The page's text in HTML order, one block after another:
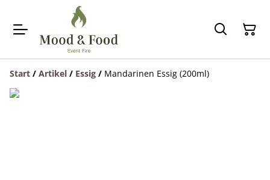
Start / Artikel / Essig / Mandarinen Essig (200ml)